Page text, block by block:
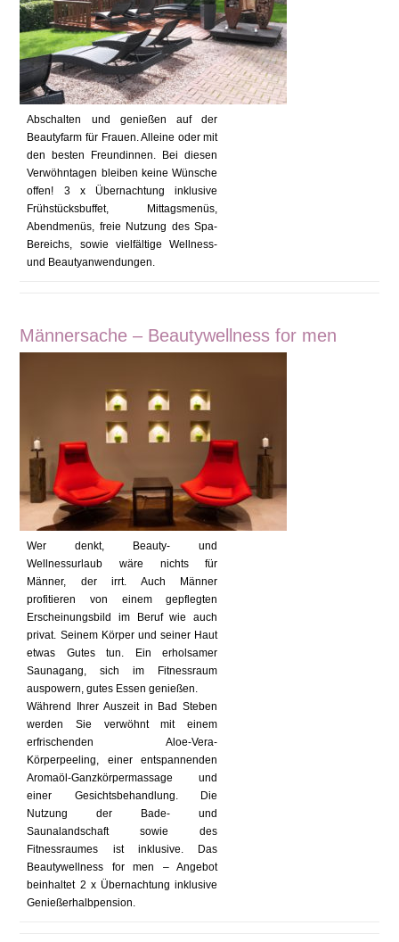
Abschalten und genießen auf der
Beautyfarm für Frauen. Alleine oder mit
den besten Freundinnen. Bei diesen
Verwöhntagen bleiben keine Wünsche
offen! 3 x Übernachtung inklusive
Frühstücksbuffet, Mittagsmenüs,
Abendmenüs, freie Nutzung des Spa-
Bereichs, sowie vielfältige Wellness-
und Beautyanwendungen.
Männersache – Beautywellness for men
Wer denkt, Beauty- und
Wellnessurlaub wäre nichts für
Männer, der irrt. Auch Männer
profitieren von einem gepflegten
Erscheinungsbild im Beruf wie auch
privat. Seinem Körper und seiner Haut
etwas Gutes tun. Ein erholsamer
Saunagang, sich im Fitnessraum
auspowern, gutes Essen genießen.
Während Ihrer Auszeit in Bad Steben
werden Sie verwöhnt mit einem
erfrischenden Aloe-Vera-
Körperpeeling, einer entspannenden
Aromaöl-Ganzkörpermassage und
einer Gesichtsbehandlung. Die
Nutzung der Bade- und
Saunalandschaft sowie des
Fitnessraumes ist inklusive. Das
Beautywellness for men – Angebot
beinhaltet 2 x Übernachtung inklusive
Genießerhalbpension.